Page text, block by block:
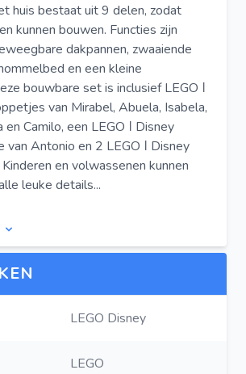
huis bestaat uit 9 delen, zodat
kunnen bouwen. Functies zijn
dakpannen, zwaaiende
en een kleine
bouwbare set is inclusief LEGO ǀ
van Mirabel, Abuela, Isabela,
en Camilo, een LEGO ǀ Disney
van Antonio en 2 LEGO ǀ Disney
en volwassenen kunnen
leuke details...
LEGO Disney
LEGO